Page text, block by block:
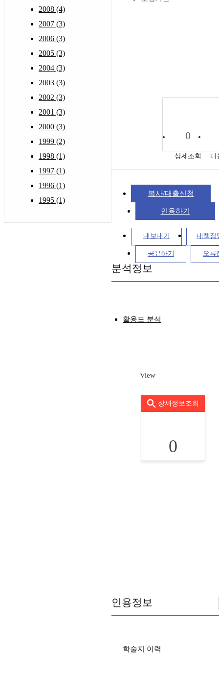
2008 (4)
2007 (3)
2006 (3)
2005 (3)
2004 (3)
2003 (3)
2002 (3)
2001 (3)
2000 (3)
1999 (2)
1998 (1)
1997 (1)
1996 (1)
1995 (1)
0
상세조회 다
복사/대출신청
인용하기
내보내기 내책장
공유하기 오류
분석정보
활용도 분석
View
상세정보조회
0
인용정보
학술지 이력